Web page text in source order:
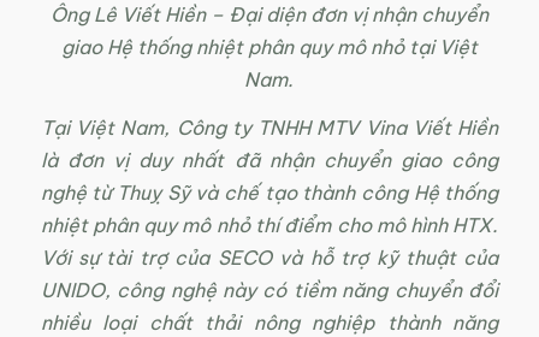
Ông Lê Viết Hiền – Đại diện đơn vị nhận chuyển
giao Hệ thống nhiệt phân quy mô nhỏ tại Việt
Nam.
Tại Việt Nam, Công ty TNHH MTV Vina Viết Hiền
là đơn vị duy nhất đã nhận chuyển giao công
nghệ từ Thuỵ Sỹ và chế tạo thành công Hệ thống
nhiệt phân quy mô nhỏ thí điểm cho mô hình HTX.
Với sự tài trợ của SECO và hỗ trợ kỹ thuật của
UNIDO, công nghệ này có tiềm năng chuyển đổi
nhiều loại chất thải nông nghiệp thành năng